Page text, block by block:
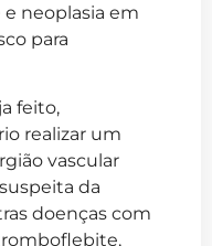
neoplasia em
para
feito,
realizar um
vascular
da
doenças com